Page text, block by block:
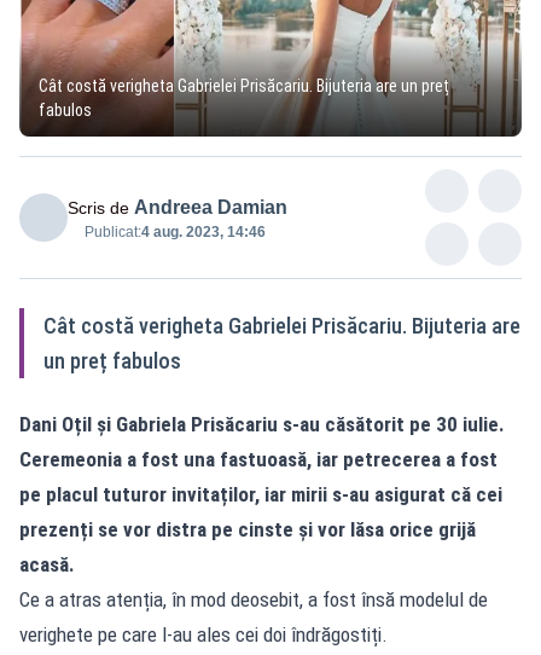
Cât costă verigheta Gabrielei Prisăcariu. Bijuteria are un preț
fabulos
Scris de Andreea Damian
Publicat:4 aug. 2023, 14:46
Cât costă verigheta Gabrielei Prisăcariu. Bijuteria are
un preț fabulos
Dani Oțil și Gabriela Prisăcariu s-au căsătorit pe 30 iulie.
Ceremeonia a fost una fastuoasă, iar petrecerea a fost
pe placul tuturor invitaților, iar mirii s-au asigurat că cei
prezenți se vor distra pe cinste și vor lăsa orice grijă
acasă.
Ce a atras atenția, în mod deosebit, a fost însă modelul de
verighete pe care l-au ales cei doi îndrăgostiți.